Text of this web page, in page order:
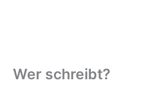
Wer schreibt?